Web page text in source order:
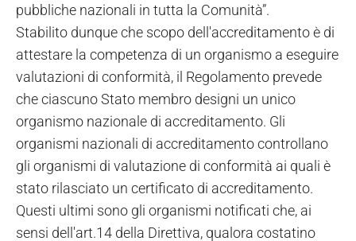
pubbliche nazionali in tutta la Comunità”.
Stabilito dunque che scopo dell'accreditamento è di
attestare la competenza di un organismo a eseguire
valutazioni di conformità, il Regolamento prevede
che ciascuno Stato membro designi un unico
organismo nazionale di accreditamento. Gli
organismi nazionali di accreditamento controllano
gli organismi di valutazione di conformità ai quali è
stato rilasciato un certificato di accreditamento.
Questi ultimi sono gli organismi notificati che, ai
sensi dell'art.14 della Direttiva, qualora costatino